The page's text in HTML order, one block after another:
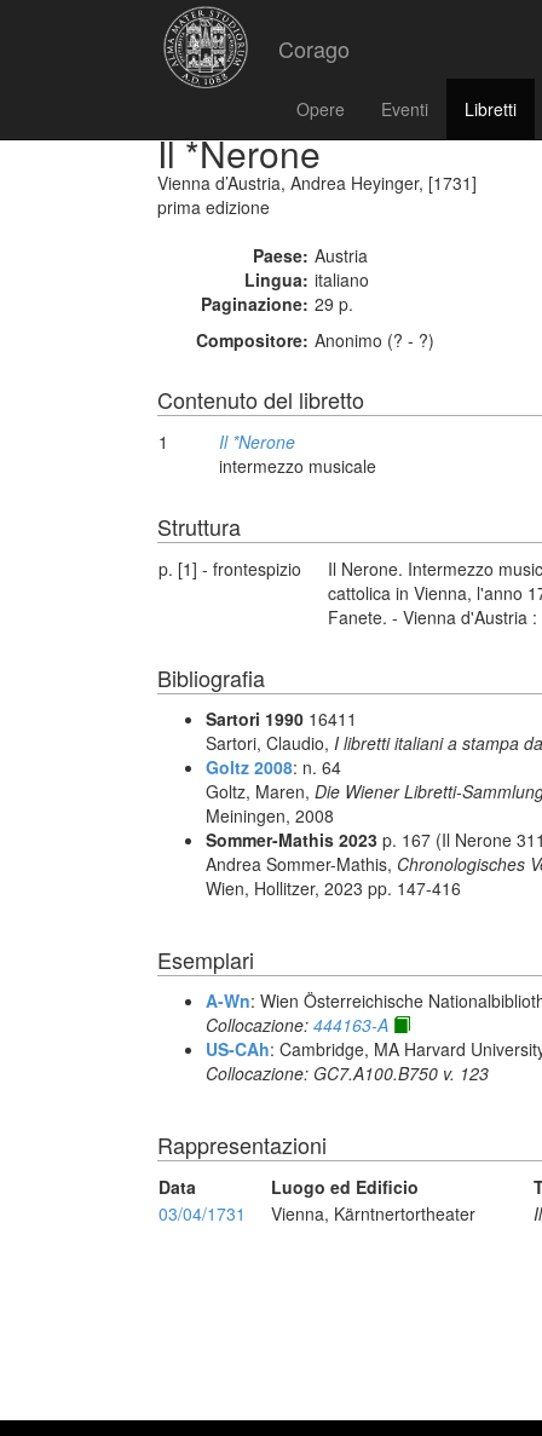
Corago
Opere Eventi Libretti
Il *Nerone
Vienna d’Austria, Andrea Heyinger, [1731]
prima edizione
Paese: Austria
Lingua: italiano
Paginazione: 29 p.
Compositore: Anonimo (? - ?)
Contenuto del libretto
1
Il *Nerone
intermezzo musicale
Struttura
p. [1] - frontespizio
Il Nerone. Intermezzo
cattolica in Vienna, l'anno
Fanete. - Vienna d'Austria
Bibliografia
Sartori 1990 16411
Sartori, Claudio, I libretti italiani a stampa
Goltz 2008: n. 64
Goltz, Maren, Die Wiener Libretti-
Meiningen, 2008
Sommer-Mathis 2023 p. 167 (Il Nerone
Andrea Sommer-Mathis, Chronologisches
Wien, Hollitzer, 2023 pp. 147-416
Esemplari
A-Wn: Wien Österreichische
Collocazione: 444163-A
US-CAh: Cambridge, MA Harvard
Collocazione: GC7.A100.B750 v. 123
Rappresentazioni
Data Luogo ed Edificio
03/04/1731
Vienna, Kärntnertortheater